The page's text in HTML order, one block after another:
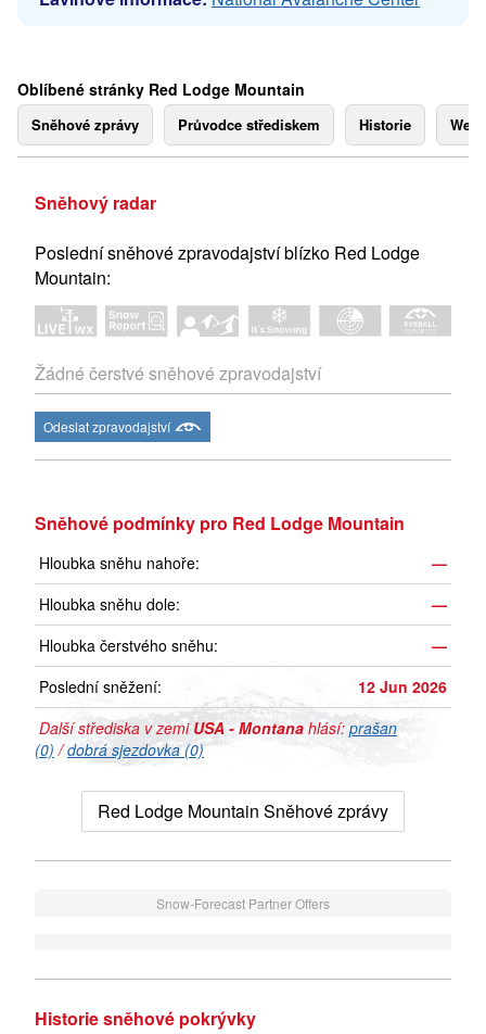
Oblíbené stránky Red Lodge Mountain
Sněhové zprávy Průvodce střediskem Historie
Sněhový radar
Poslední sněhové zpravodajství blízko Red Lodge
Mountain:
Žádné čerstvé sněhové zpravodajství
Odeslat zpravodajství
Sněhové podmínky pro Red Lodge Mountain
Hloubka sněhu nahoře:
—
Hloubka sněhu dole:
—
Hloubka čerstvého sněhu:
—
Poslední sněžení:
12 Jun 2026
Další střediska v zemi USA - Montana hlásí: prašan
(0) /dobrá sjezdovka (0)
Red Lodge Mountain Sněhové zprávy
Snow-Forecast Partner Offers
Historie sněhové pokrývky